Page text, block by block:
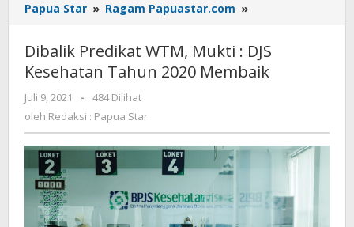
Papua Star » Ragam Papuastar.com »
Predikat
Mukti
:
Membaik
Dibalik Predikat WTM, Mukti : DJS
Kesehatan Tahun 2020 Membaik
Juli 9, 2021
oleh
Redaksi
Star
-
484 Dilihat
oleh Redaksi : Papua Star